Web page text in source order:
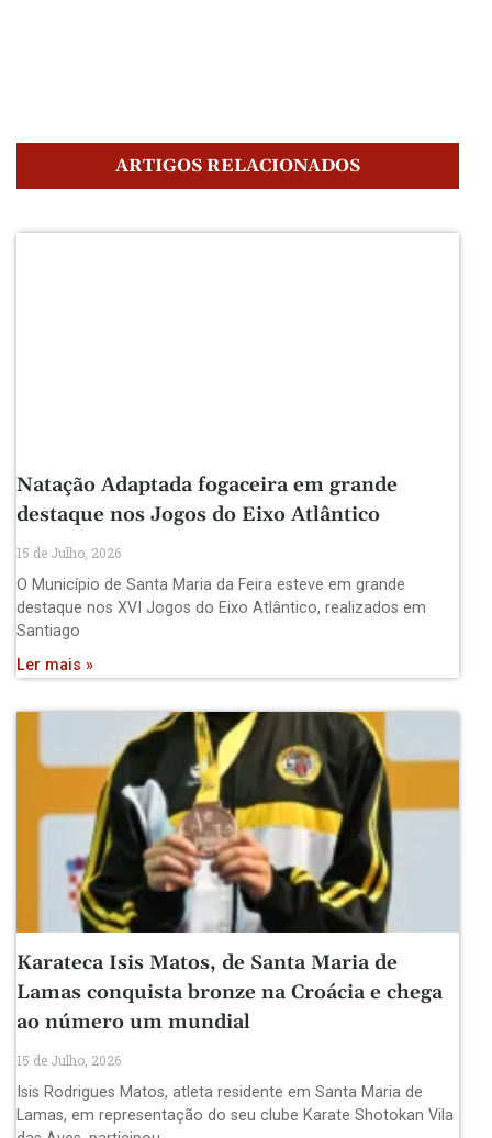
ARTIGOS RELACIONADOS
Natação Adaptada fogaceira em grande
destaque nos Jogos do Eixo Atlântico
15 de Julho, 2026
O Município de Santa Maria da Feira esteve em grande
destaque nos XVI Jogos do Eixo Atlântico, realizados em
Santiago
Ler mais »
Karateca Isis Matos, de Santa Maria de
Lamas conquista bronze na Croácia e chega
ao número um mundial
15 de Julho, 2026
Isis Rodrigues Matos, atleta residente em Santa Maria de
Lamas, em representação do seu clube Karate Shotokan Vila